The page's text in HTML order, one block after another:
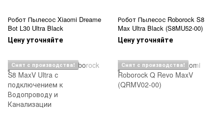
Робот Пылесос Xiaomi Dreame
Bot L30 Ultra Black
Цену уточняйте
Робот Пылесос Roborock S8
Max Ultra Black (S8MU52-00)
Цену уточняйте
Снят с производства! Снят с производства!